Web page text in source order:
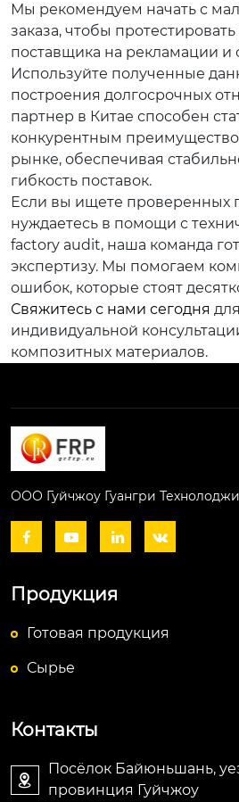
Мы рекомендуем начать с
заказа, чтобы
поставщика на рекламации и
Используйте полученные
построения долгосрочных
партнер в Китае способен
конкурентным
рынке, обеспечивая
гибкость поставок.
Если вы ищете проверенных
нуждаетесь в помощи с
factory audit, наша команда
экспертизу. Мы помогаем
ошибок, которые стоят
Свяжитесь с нами сегодня
индивидуальной
композитных материалов.
ООО Гуйчжоу Гуангри Технолоджи
   
Продукция
Готовая продукция
Сырье
Контакты

Посёлок Байюньшань,
провинция Гуйчжоу